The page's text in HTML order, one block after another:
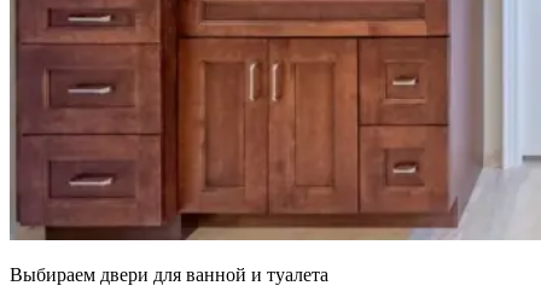
Выбираем двери для ванной и туалета